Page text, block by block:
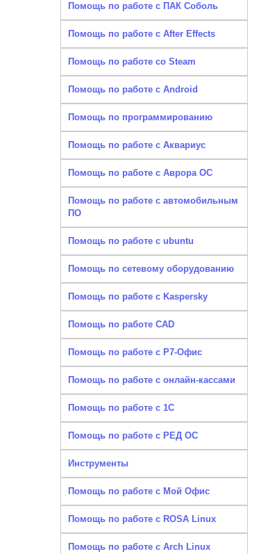
Помощь по работе с ПАК Соболь
Помощь по работе с After Effects
Помощь по работе со Steam
Помощь по работе с Android
Помощь по программированию
Помощь по работе с Аквариус
Помощь по работе с Аврора ОС
Помощь по работе с автомобильным
ПО
Помощь по работе с ubuntu
Помощь по сетевому оборудованию
Помощь по работе с Kaspersky
Помощь по работе CAD
Помощь по работе с Р7-Офис
Помощь по работе с онлайн-кассами
Помощь по работе с 1С
Помощь по работе с РЕД ОС
Инструменты
Помощь по работе с Мой Офис
Помощь по работе с ROSA Linux
Помощь по работе с Arch Linux